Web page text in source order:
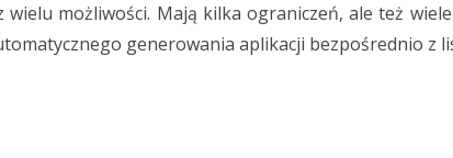
Platform
możliwości. Mają kilka ograniczeń, ale też
generowania aplikacji bezpośrednio z